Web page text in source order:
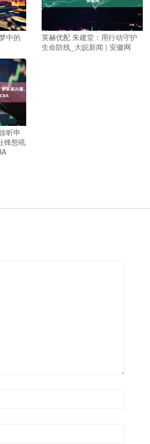
中的
英赫优配 朱建堂：用行动守护
生命防线_大皖新闻 | 安徽网
昕申
锋怒吼